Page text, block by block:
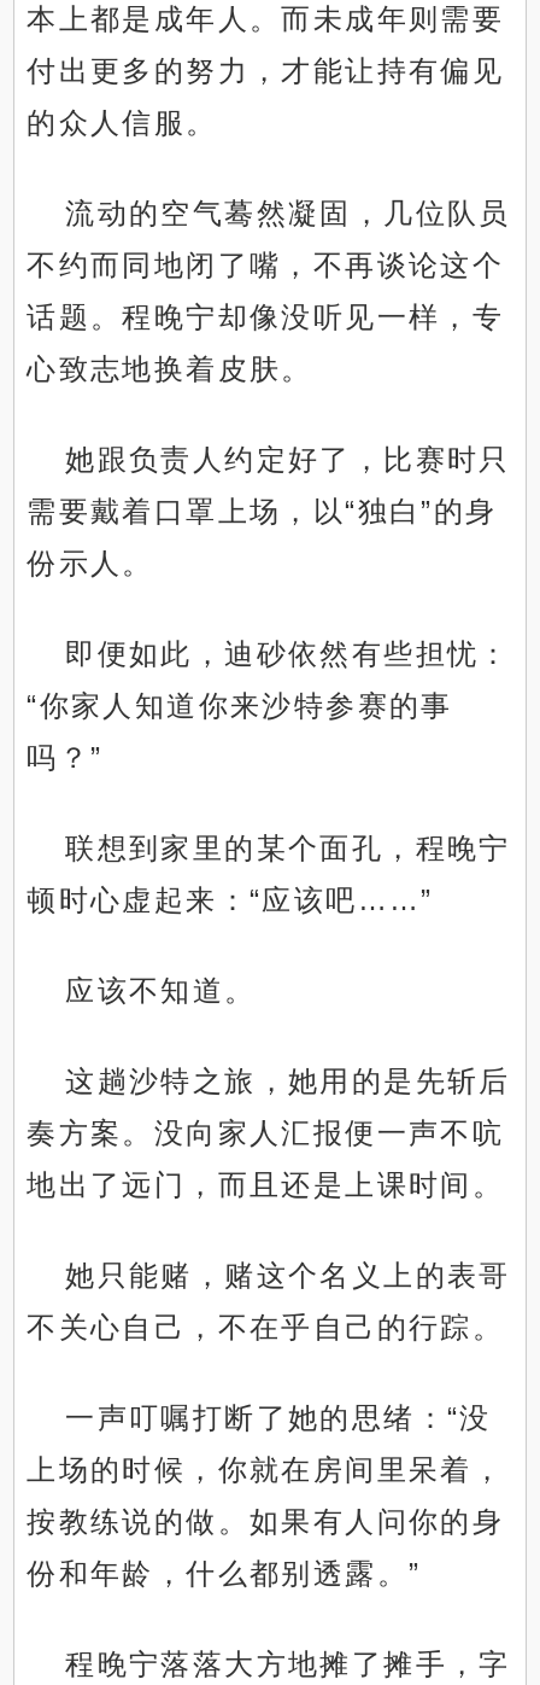
本上都是成年人。而未成年则需要
付出更多的努力，才能让持有偏见
的众人信服。
流动的空气蓦然凝固，几位队员
不约而同地闭了嘴，不再谈论这个
话题。程晚宁却像没听见一样，专
心致志地换着皮肤。
她跟负责人约定好了，比赛时只
需要戴着口罩上场，以“独白”的身
份示人。
即便如此，迪砂依然有些担忧：
“你家人知道你来沙特参赛的事
吗？”
联想到家里的某个面孔，程晚宁
顿时心虚起来：“应该吧……”
应该不知道。
这趟沙特之旅，她用的是先斩后
奏方案。没向家人汇报便一声不吭
地出了远门，而且还是上课时间。
她只能赌，赌这个名义上的表哥
不关心自己，不在乎自己的行踪。
一声叮嘱打断了她的思绪：“没
上场的时候，你就在房间里呆着，
按教练说的做。如果有人问你的身
份和年龄，什么都别透露。”
程晚宁落落大方地摊了摊手，字